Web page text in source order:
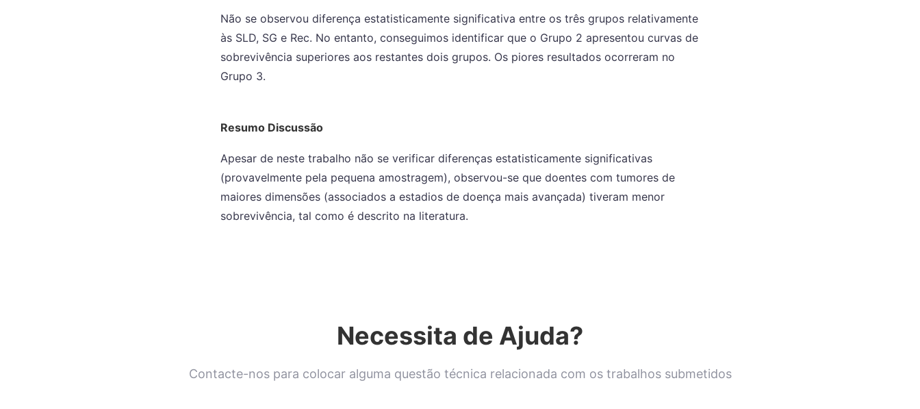
Não se observou diferença estatisticamente significativa entre os três grupos relativamente
às SLD, SG e Rec. No entanto, conseguimos identificar que o Grupo 2 apresentou curvas de
sobrevivência superiores aos restantes dois grupos. Os piores resultados ocorreram no
Grupo 3.
Resumo Discussão
Apesar de neste trabalho não se verificar diferenças estatisticamente significativas
(provavelmente pela pequena amostragem), observou-se que doentes com tumores de
maiores dimensões (associados a estadios de doença mais avançada) tiveram menor
sobrevivência, tal como é descrito na literatura.
Necessita de Ajuda?
Contacte-nos para colocar alguma questão técnica relacionada com os trabalhos submetidos